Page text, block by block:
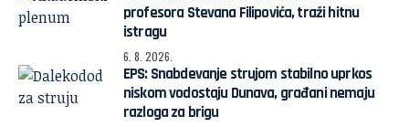
profesora Stevana Filipovića, traži hitnu
istragu
6. 8. 2026.
EPS: Snabdevanje strujom stabilno uprkos
niskom vodostaju Dunava, građani nemaju
razloga za brigu